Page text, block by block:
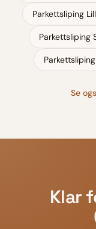
Parkettsliping
Parkettsliping
Parkettsliping
Se
Klar